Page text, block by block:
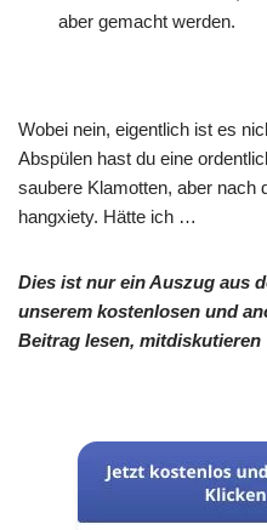
aber gemacht werden.
Wobei nein, eigentlich ist es
Abspülen hast du eine
saubere Klamotten, aber nach
hangxiety. Hätte ich …
Dies ist nur ein Auszug aus
unserem kostenlosen und
Beitrag lesen,